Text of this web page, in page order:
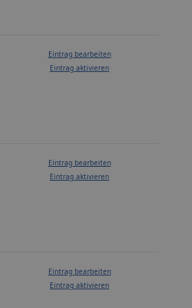
Eintrag bearbeiten
Eintrag aktivieren
Eintrag bearbeiten
Eintrag aktivieren
Eintrag bearbeiten
Eintrag aktivieren